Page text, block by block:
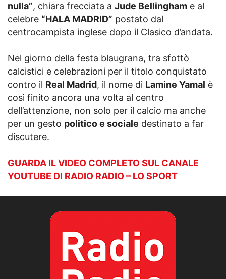
nulla”, chiara frecciata a Jude Bellingham e al
celebre “HALA MADRID” postato dal
centrocampista inglese dopo il Clasico d’andata.
Nel giorno della festa blaugrana, tra sfottò
calcistici e celebrazioni per il titolo conquistato
contro il Real Madrid, il nome di Lamine Yamal è
così finito ancora una volta al centro
dell’attenzione, non solo per il calcio ma anche
per un gesto politico e sociale destinato a far
discutere.
GUARDA IL VIDEO COMPLETO SUL CANALE
YOUTUBE DI RADIO RADIO – LO SPORT